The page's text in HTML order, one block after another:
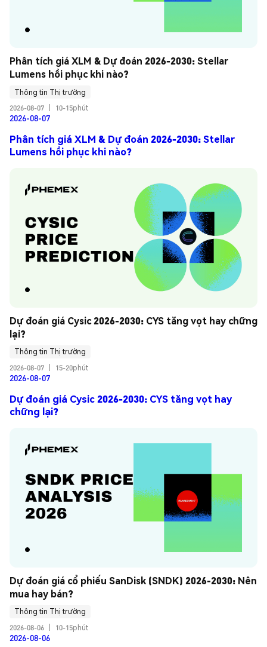
Phân tích giá XLM & Dự đoán 2026-2030: Stellar
Lumens hồi phục khi nào?
Thông tin Thị trường
2026-08-07
10-15phút
2026-08-07
Phân tích giá XLM & Dự đoán 2026-2030: Stellar
Lumens hồi phục khi nào?
Dự đoán giá Cysic 2026-2030: CYS tăng vọt hay chững
lại?
Thông tin Thị trường
2026-08-07
15-20phút
2026-08-07
Dự đoán giá Cysic 2026-2030: CYS tăng vọt hay
chững lại?
Dự đoán giá cổ phiếu SanDisk (SNDK) 2026-2030: Nên
mua hay bán?
Thông tin Thị trường
2026-08-06
10-15phút
2026-08-06